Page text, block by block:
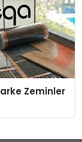
Zeminler